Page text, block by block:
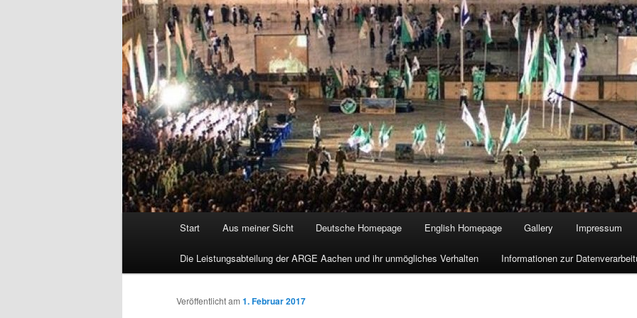
Start Aus meiner Sicht Deutsche Homepage English Homepage Gallery Impressum
Die Leistungsabteilung der ARGE Aachen und ihr unmögliches Verhalten Informationen zur
Veröffentlicht am 1. Februar 2017